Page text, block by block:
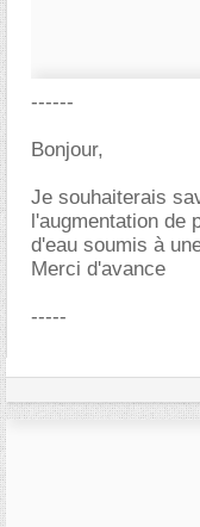
------
Bonjour,
Je souhaiterais
l'augmentation de
d'eau soumis à
Merci d'avance
-----